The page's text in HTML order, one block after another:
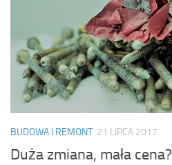
BUDOWA I REMONT 21 LIPCA 2017
Duża zmiana, mała cena?